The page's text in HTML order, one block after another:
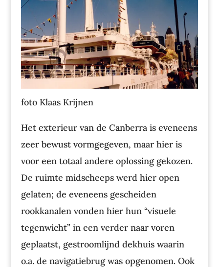
foto Klaas Krijnen
Het exterieur van de Canberra is eveneens
zeer bewust vormgegeven, maar hier is
voor een totaal andere oplossing gekozen.
De ruimte midscheeps werd hier open
gelaten; de eveneens gescheiden
rookkanalen vonden hier hun “visuele
tegenwicht” in een verder naar voren
geplaatst, gestroomlijnd dekhuis waarin
o.a. de navigatiebrug was opgenomen. Ook